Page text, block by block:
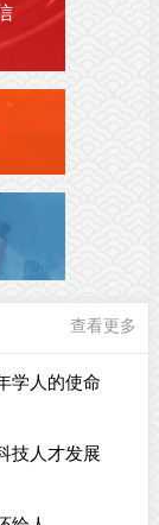
查看更多
学人的使命
技人才发展